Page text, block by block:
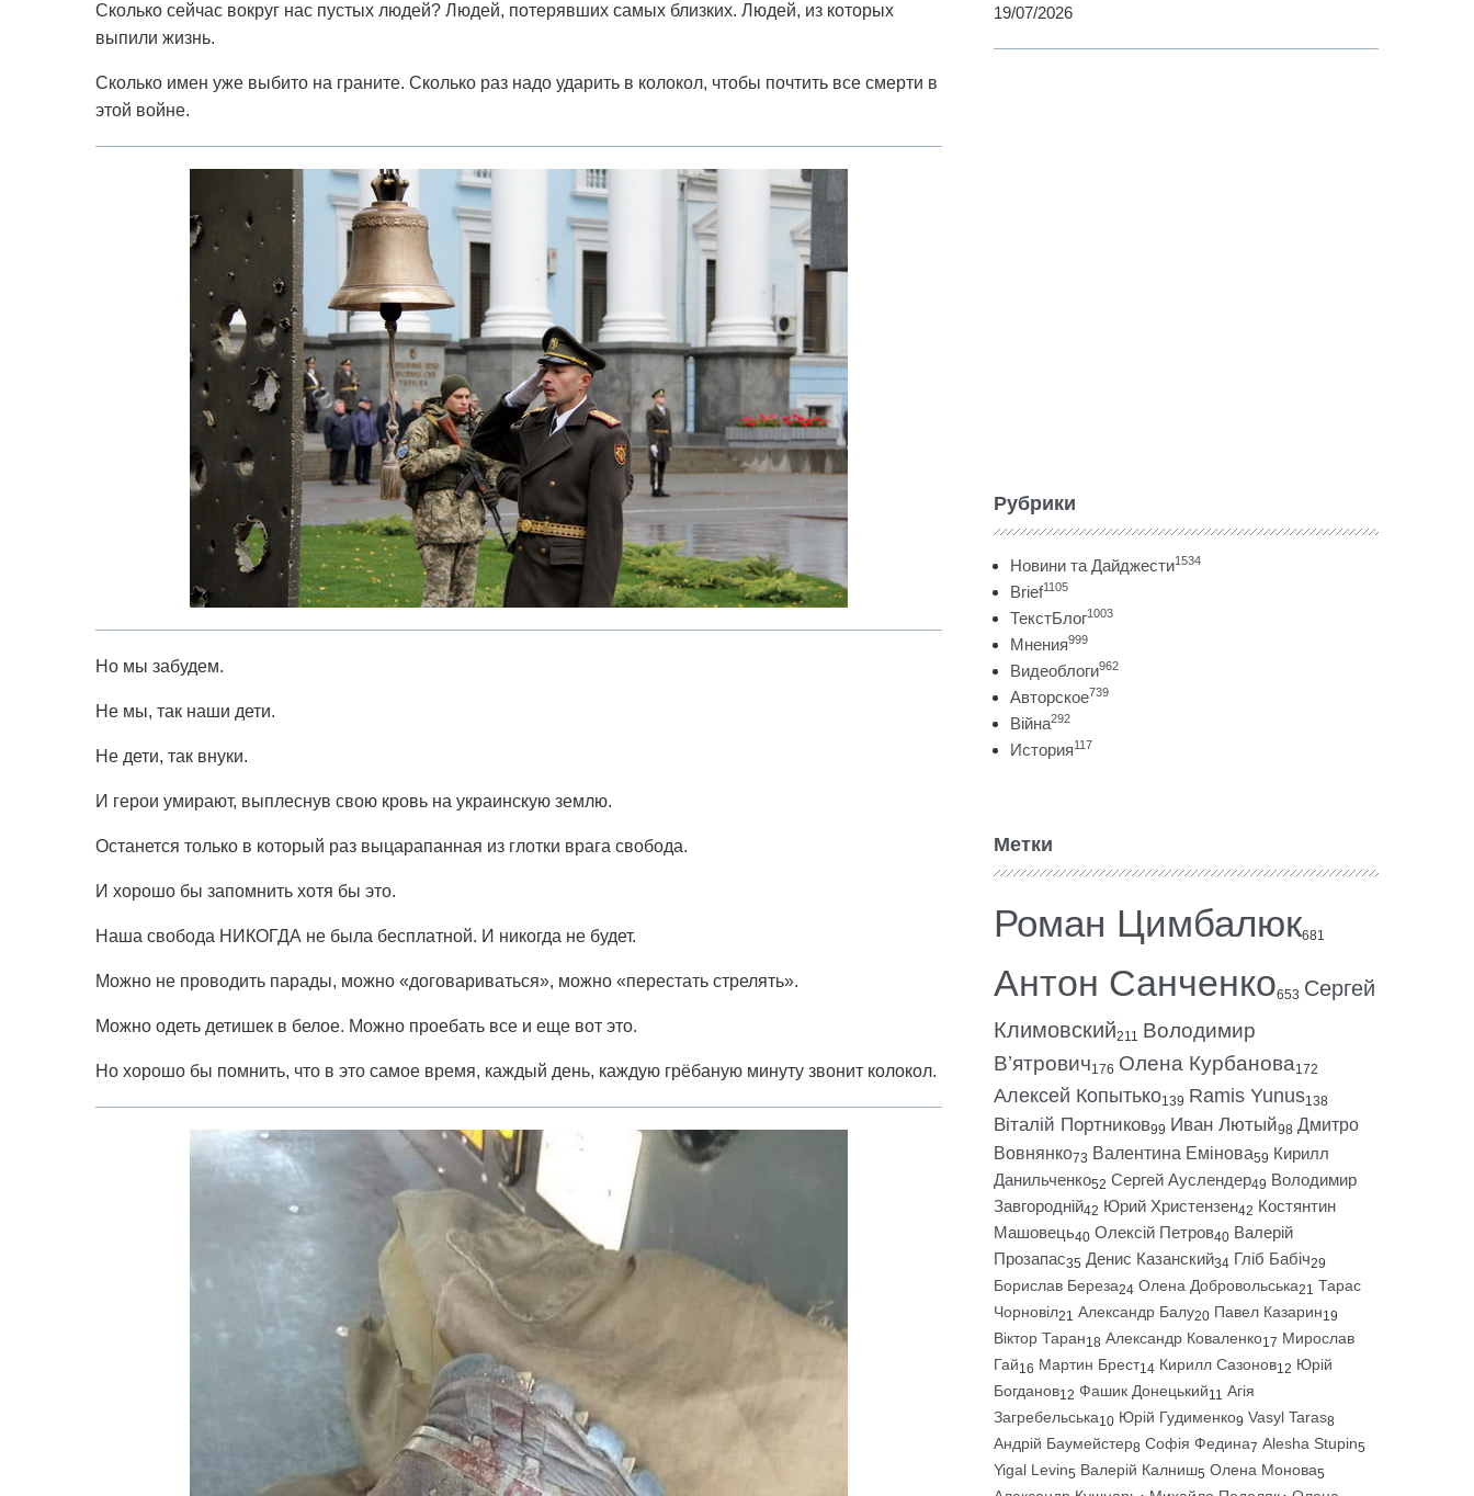
Сколько сейчас вокруг нас пустых людей? Людей, потерявших самых близких. Людей, из которых
выпили жизнь.
Сколько имен уже выбито на граните. Сколько раз надо ударить в колокол, чтобы почтить все смерти в
этой войне.
Но мы забудем.
Не мы, так наши дети.
Не дети, так внуки.
И герои умирают, выплеснув свою кровь на украинскую землю.
Останется только в который раз выцарапанная из глотки врага свобода.
И хорошо бы запомнить хотя бы это.
Наша свобода НИКОГДА не была бесплатной. И никогда не будет.
Можно не проводить парады, можно «договариваться», можно «перестать стрелять».
Можно одеть детишек в белое. Можно проебать все и еще вот это.
Но хорошо бы помнить, что в это самое время, каждый день, каждую грёбаную минуту звонит колокол.
19/07/2026
Рубрики
Новини та Дайджести1534
Brief1105
ТекстБлог1003
Мнения999
Видеоблоги962
Авторское739
Війна292
История117
Метки
Роман Цимбалюк681
Антон Санченко653 Сергей
Климовский211 Володимир
В’ятрович176 Олена Курбанова172
Алексей Копытько139 Ramis Yunus138
Віталій Портников99 Иван Лютый98 Дмитро
Вовнянко73 Валентина Емінова59 Кирилл
Данильченко52 Сергей Ауслендер49 Володимир
Завгородній42 Юрий Христензен42 Костянтин
Машовець40 Олексій Петров40 Валерій
Прозапас35 Денис Казанский34 Гліб Бабіч29
Борислав Береза24 Олена Добровольська21 Тарас
Чорновіл21 Александр Балу20 Павел Казарин19
Віктор Таран18 Александр Коваленко17 Мирослав
Гай16 Мартин Брест14 Кирилл Сазонов12 Юрій
Богданов12 Фашик Донецький11 Агія
Загребельська10 Юрій Гудименко9 Vasyl Taras8
Андрій Баумейстер8 Софія Федина7 Alesha Stupin5
Yigal Levin5 Валерій Калниш5 Олена Монова5